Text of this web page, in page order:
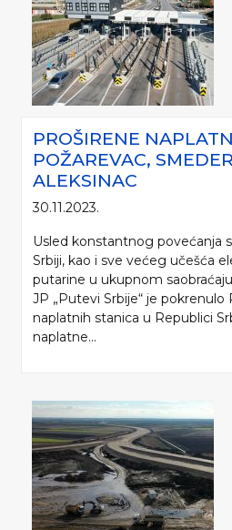
PROŠIRENE
POŽAREVAC,
ALEKSINAC
30.11.2023.
Usled konstantnog povećanja
Srbiji, kao i sve većeg učešća
putarine u ukupnom
JP „Putevi Srbije“ je pokrenulo
naplatnih stanica u Republici
naplatne...